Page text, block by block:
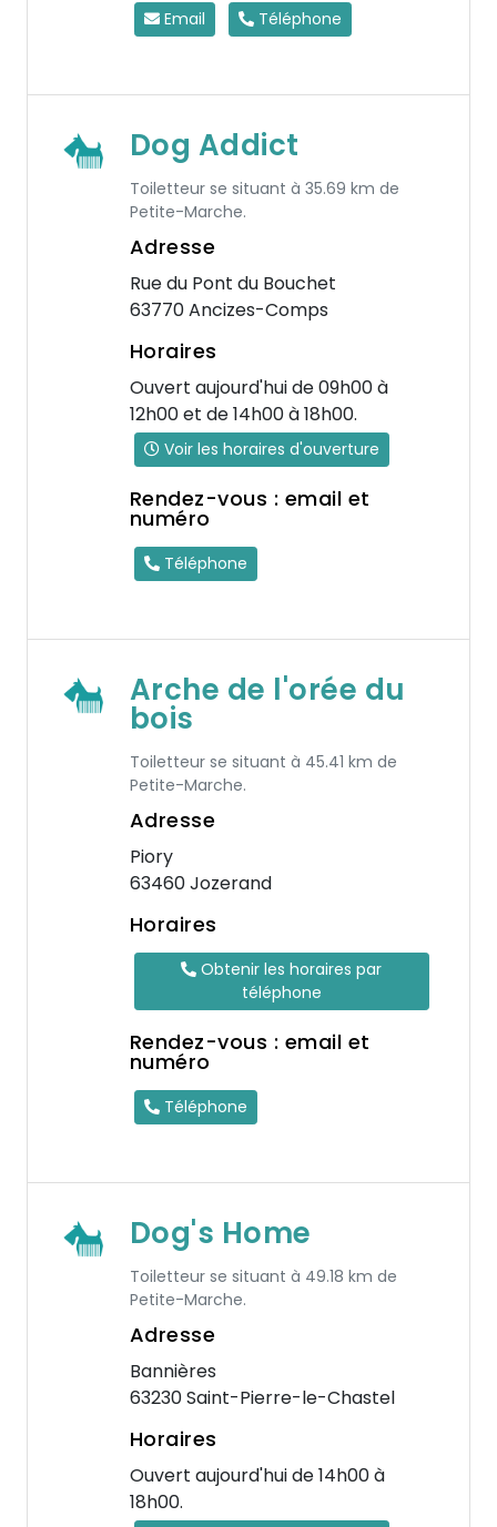
Email Téléphone
Dog Addict
Toiletteur se situant à 35.69 km de
Petite-Marche.
Adresse
Rue du Pont du Bouchet
63770 Ancizes-Comps
Horaires
Ouvert aujourd'hui de 09h00 à
12h00 et de 14h00 à 18h00.
Voir les horaires d'ouverture
Rendez-vous : email et
numéro
Téléphone
Arche de l'orée du
bois
Toiletteur se situant à 45.41 km de
Petite-Marche.
Adresse
Piory
63460 Jozerand
Horaires
Obtenir les horaires par
téléphone
Rendez-vous : email et
numéro
Téléphone
Dog's Home
Toiletteur se situant à 49.18 km de
Petite-Marche.
Adresse
Bannières
63230 Saint-Pierre-le-Chastel
Horaires
Ouvert aujourd'hui de 14h00 à
18h00.